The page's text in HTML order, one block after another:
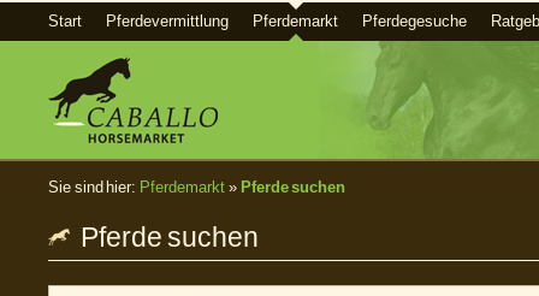
Start Pferdevermittlung Pferdemarkt Pferdegesuche
Sie sind hier: Pferdemarkt » Pferde suchen
Pferde suchen